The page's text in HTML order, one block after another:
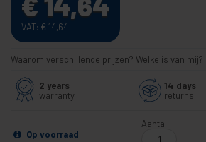
VAT: € 14,64
Waarom verschillende prijzen? Welke is van mij?
2 years
warranty
14 days
returns
Op voorraad
Aantal